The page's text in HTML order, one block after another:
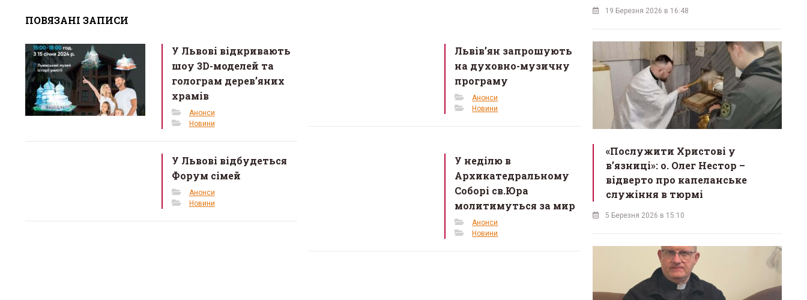
b
o
o
k
er
e
ПОВЯЗАНІ ЗАПИСИ
У Львові відкривають
шоу 3D-моделей та
голограм дерев’яних
храмів
Анонси
Новини
Львів’ян запрошують
на духовно-музичну
програму
Анонси
Новини
У Львові відбудеться
Форум сімей
Анонси
Новини
У неділю в
Архикатедральному
Соборі св.Юра
молитимуться за мир
Анонси
Новини
19 Березня 2026 в 16:48
«Послужити Христові у
вʼязниці»: о. Олег Нестор –
відверто про капеланське
служіння в тюрмі
5 Березня 2026 в 15:10